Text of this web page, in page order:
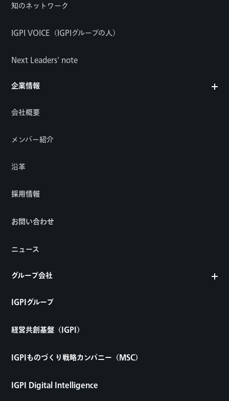
知のネットワーク
IGPI VOICE（IGPIグループの人）
Next Leaders' note
企業情報
会社概要
メンバー紹介
沿革
採用情報
お問い合わせ
ニュース
グループ会社
IGPIグループ
経営共創基盤（IGPI）
IGPIものづくり戦略カンパニー（MSC）
IGPI Digital Intelligence